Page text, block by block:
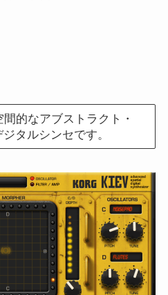
間的なアブストラクト・
タルシンセです。